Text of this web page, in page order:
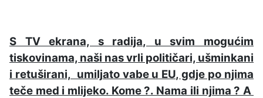
S TV ekrana, s radija, u svim mogućim
tiskovinama, naši nas vrli političari, ušminkani
i retuširani, umiljato vabe u EU, gdje po njima
teče med i mlijeko. Kome ?. Nama ili njima ? A